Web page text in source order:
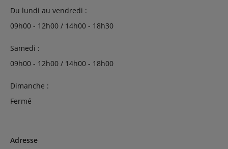
Du lundi au vendredi :
09h00 - 12h00 / 14h00 - 18h30
Samedi :
09h00 - 12h00 / 14h00 - 18h00
Dimanche :
Fermé
Adresse